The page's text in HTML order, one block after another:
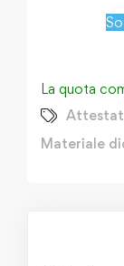
La quota
Materiale